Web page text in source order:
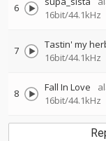
6
16bit/44.1kHz
7 Tastin' my
16bit/44.1kHz
8 Fall In Love
16bit/44.1kHz